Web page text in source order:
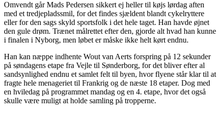
Omvendt går Mads Pedersen sikkert ej heller til køjs lørdag aften
med et tredjepladssmil, for det findes sjældent blandt cykelryttere
eller for den sags skyld sportsfolk i det hele taget. Han havde øjnet
den gule drøm. Trænet målrettet efter den, gjorde alt hvad han kunne
i finalen i Nyborg, men løbet er måske ikke helt kørt endnu.
Han kan næppe indhente Wout van Aerts forspring på 12 sekunder
på søndagens etape fra Vejle til Sønderborg, for det bliver efter al
sandsynlighed endnu et samlet felt til byen, hvor flyene står klar til at
fragte hele menageriet til Frankrig og de næste 18 etaper. Dog med
en hviledag på programmet mandag og en 4. etape, hvor det også
skulle være muligt at holde samling på tropperne.